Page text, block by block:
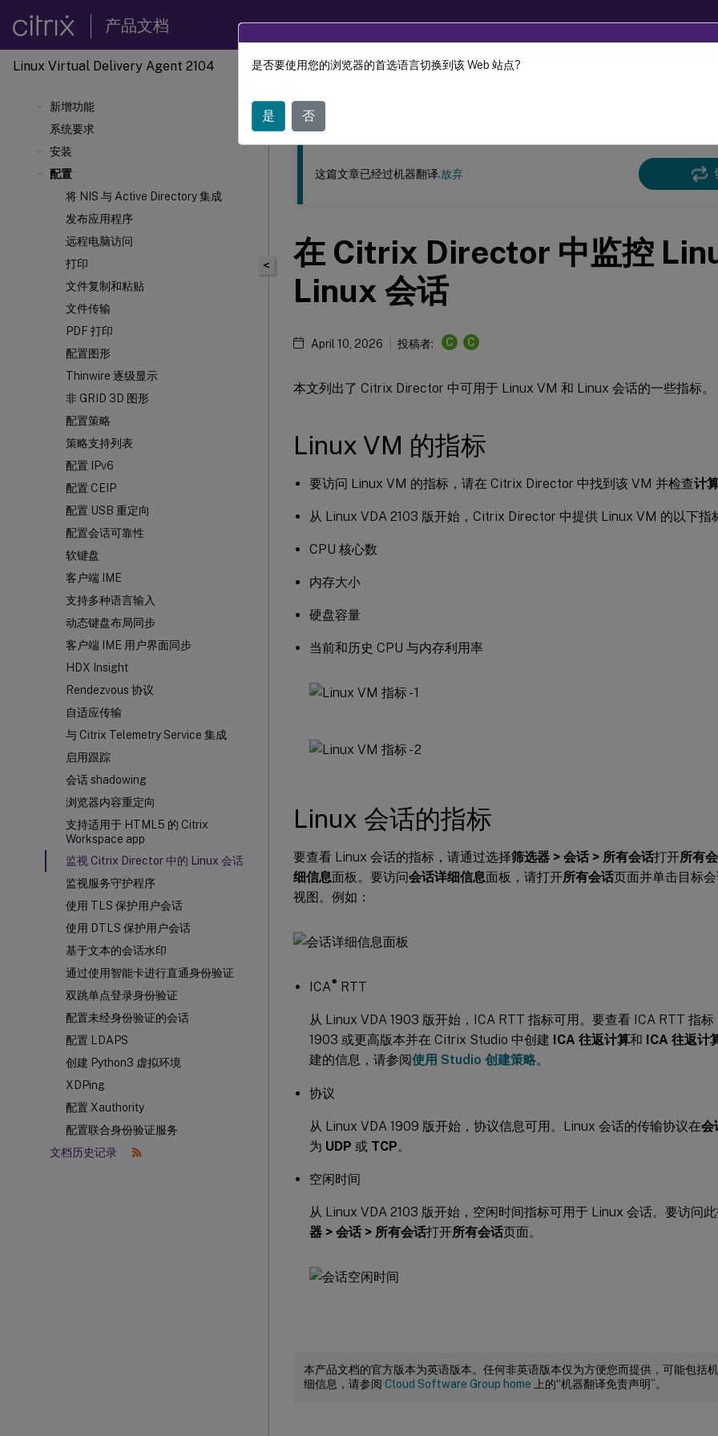
产品文档
Linux Virtual Delivery Agent 2104
新增功能
系统要求
安装
配置
将 NIS 与 Active Directory 集成
发布应用程序
远程电脑访问
打印
文件复制和粘贴
文件传输
PDF 打印
配置图形
Thinwire 逐级显示
非 GRID 3D 图形
配置策略
策略支持列表
配置 IPv6
配置 CEIP
配置 USB 重定向
配置会话可靠性
软键盘
客户端 IME
支持多种语言输入
动态键盘布局同步
客户端 IME 用户界面同步
HDX Insight
Rendezvous 协议
自适应传输
与 Citrix Telemetry Service 集成
启用跟踪
会话 shadowing
浏览器内容重定向
支持适用于 HTML5 的 Citrix
Workspace app
监视 Citrix Director 中的 Linux 会话
监视服务守护程序
使用 TLS 保护用户会话
使用 DTLS 保护用户会话
基于文本的会话水印
通过使用智能卡进行直通身份验证
双跳单点登录身份验证
配置未经身份验证的会话
配置 LDAPS
创建 Python3 虚拟环境
XDPing
配置 Xauthority
配置联合身份验证服务
文档历史记录
此内容已经过机器动态翻译。
<
这篇文章已经过机器翻译.放弃
在 Citrix Director 中监控
Linux 会话
April 10, 2026 投稿者: C C
本文列出了 Citrix Director 中可用于 Linux VM 和 Linux 会话的一些指标。
Linux VM 的指标
要访问 Linux VM 的指标，请在 Citrix Director 中找到该 VM 并检查计
从 Linux VDA 2103 版开始，Citrix Director 中提供 Linux VM 的以下指
CPU 核心数
内存大小
硬盘容量
当前和历史 CPU 与内存利用率
Linux 会话的指标
要查看 Linux 会话的指标，请通过选择筛选器 > 会话 > 所有会话打开所有
细信息面板。要访问会话详细信息面板，请打开所有会话页面并单击目标
视图。例如：
ICA® RTT
从 Linux VDA 1903 版开始，ICA RTT 指标可用。要查看 ICA RTT 指
1903 或更高版本并在 Citrix Studio 中创建 ICA 往返计算和 ICA 往返计
建的信息，请参阅使用 Studio 创建策略。
协议
从 Linux VDA 1909 版开始，协议信息可用。Linux 会话的传输协议在会
为 UDP 或 TCP。
空闲时间
从 Linux VDA 2103 版开始，空闲时间指标可用于 Linux 会话。要访问
器 > 会话 > 所有会话打开所有会话页面。
本产品文档的官方版本为英语版本。任何非英语版本仅为方便您而提供，可能包括
细信息，请参阅 Cloud Software Group home 上的“机器翻译免责声明”。
是否要使用您的浏览器的首选语言切换到该 Web 站点?
是 否